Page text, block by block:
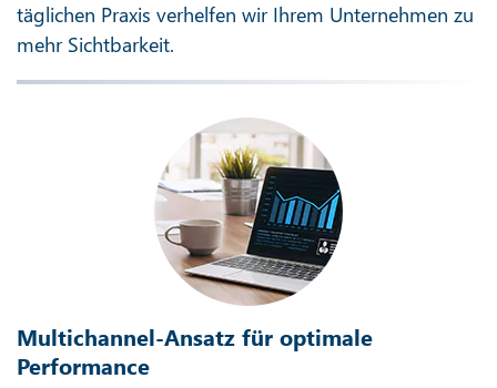
täglichen Praxis verhelfen wir Ihrem Unternehmen zu
mehr Sichtbarkeit.
Multichannel-Ansatz für optimale
Performance